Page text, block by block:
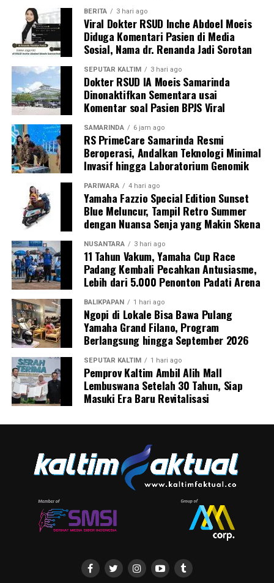
BERITA 3 hari ago
Viral Dokter RSUD Inche Abdoel Moeis
Diduga Komentari Pasien di Media
Sosial, Nama dr. Renanda Jadi Sorotan
SEPUTAR KALTIM 3 hari ago
Dokter RSUD IA Moeis Samarinda
Dinonaktifkan Sementara usai
Komentar soal Pasien BPJS Viral
SAMARINDA 6 jam ago
RS PrimeCare Samarinda Resmi
Beroperasi, Andalkan Teknologi Minimal
Invasif hingga Laboratorium Genomik
PARIWARA 4 hari ago
Yamaha Fazzio Special Edition Sunset
Blue Meluncur, Tampil Retro Summer
dengan Nuansa Senja yang Makin Skena
NUSANTARA 3 hari ago
11 Tahun Vakum, Yamaha Cup Race
Padang Kembali Pecahkan Antusiasme,
Lebih dari 5.000 Penonton Padati Arena
BALIKPAPAN 1 hari ago
Ngopi di Lokale Bisa Bawa Pulang
Yamaha Grand Filano, Program
Berlangsung hingga September 2026
SEPUTAR KALTIM 1 hari ago
Pemprov Kaltim Ambil Alih Mall
Lembuswana Setelah 30 Tahun, Siap
Masuki Era Baru Revitalisasi